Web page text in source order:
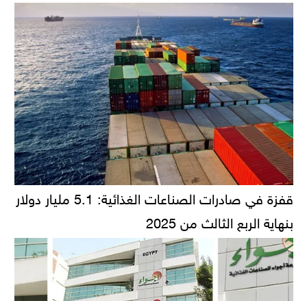
قفزة في صادرات الصناعات الغذائية: 5.1 مليار دولار
بنهاية الربع الثالث من 2025